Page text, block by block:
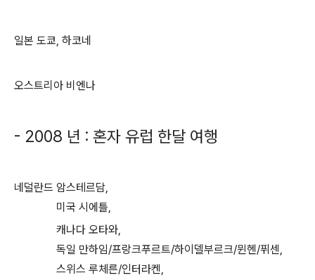
일본 도쿄, 하코네
오스트리아 비엔나
- 2008 년 : 혼자 유럽 한달 여행
네덜란드 암스테르담,
미국 시에틀,
캐나다 오타와,
독일 만하임/프랑크푸르트/하이델부르크/뮌헨/퓌센,
스위스 루체른/인터라켄,